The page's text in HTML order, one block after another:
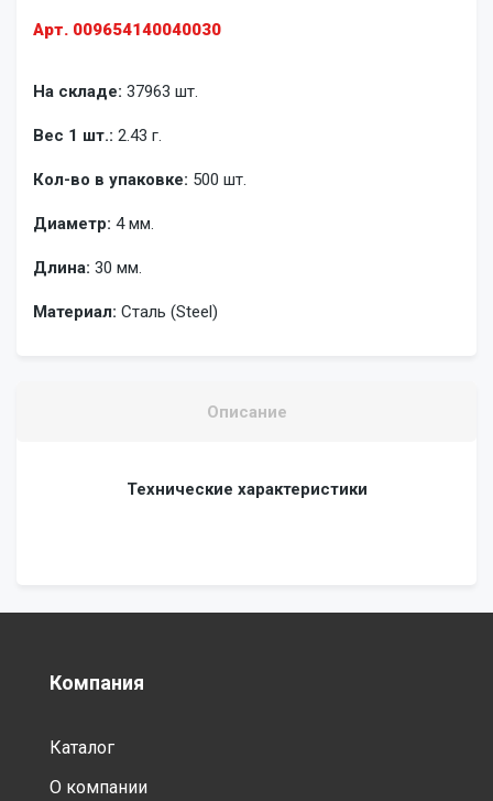
Арт. 009654140040030
На складе: 37963 шт.
Вес 1 шт.: 2.43 г.
Кол-во в упаковке: 500 шт.
Диаметр: 4 мм.
Длина: 30 мм.
Материал: Сталь (Steel)
Описание
Технические характеристики
Компания
Каталог
О компании